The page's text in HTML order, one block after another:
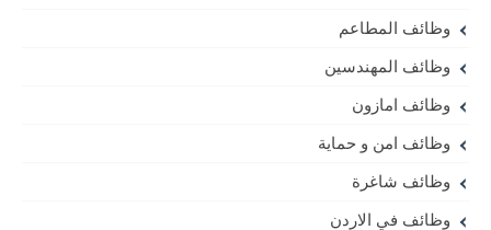
وظائف المطاعم
وظائف المهندسين
وظائف امازون
وظائف امن و حماية
وظائف شاغرة
وظائف في الاردن